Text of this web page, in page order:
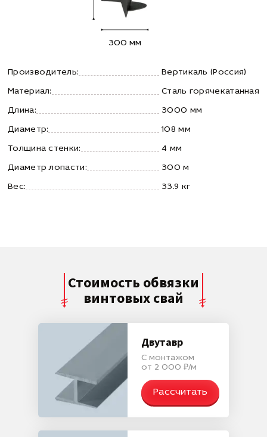
300 мм
Производитель: Вертикаль (Россия)
Материал: Сталь горячекатанная
Длина: 3000 мм
Диаметр: 108 мм
Толщина стенки: 4 мм
Диаметр лопасти: 300 м
Вес: 33.9 кг
Стоимость обвязки
винтовых свай
Двутавр
С монтажом
от 2 000 ₽/м
Рассчитать